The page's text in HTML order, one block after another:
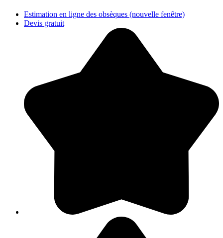
Estimation en ligne des obsèques (nouvelle fenêtre)
Devis gratuit